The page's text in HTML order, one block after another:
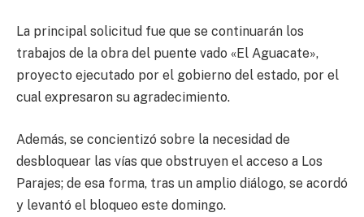
La principal solicitud fue que se continuarán los
trabajos de la obra del puente vado «El Aguacate»,
proyecto ejecutado por el gobierno del estado, por el
cual expresaron su agradecimiento.
Además, se concientizó sobre la necesidad de
desbloquear las vías que obstruyen el acceso a Los
Parajes; de esa forma, tras un amplio diálogo, se acordó
y levantó el bloqueo este domingo.